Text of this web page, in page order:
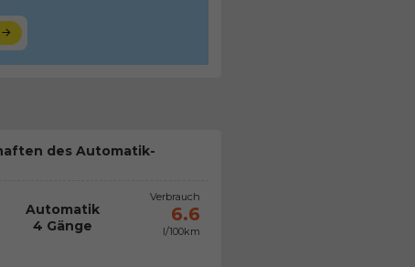
des Automatik-
Automatik
4 Gänge
Verbrauch
6.6
l/100km